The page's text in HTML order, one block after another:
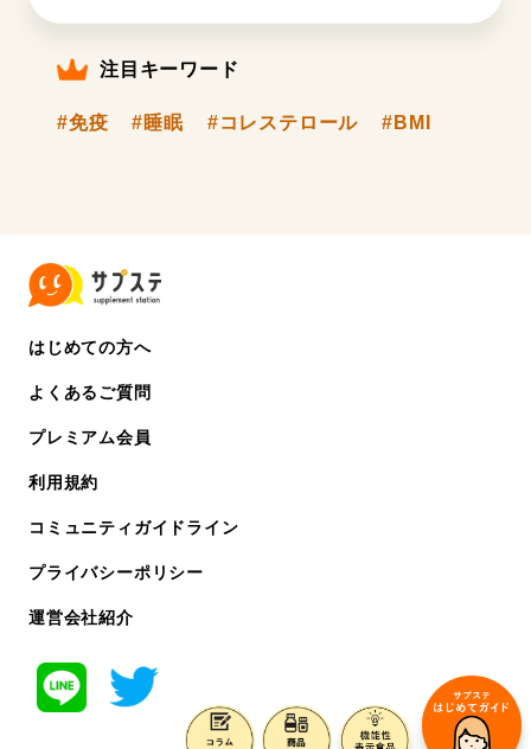
注目キーワード
#免疫 #睡眠 #コレステロール #BMI
はじめての方へ
よくあるご質問
プレミアム会員
利用規約
コミュニティガイドライン
プライバシーポリシー
運営会社紹介